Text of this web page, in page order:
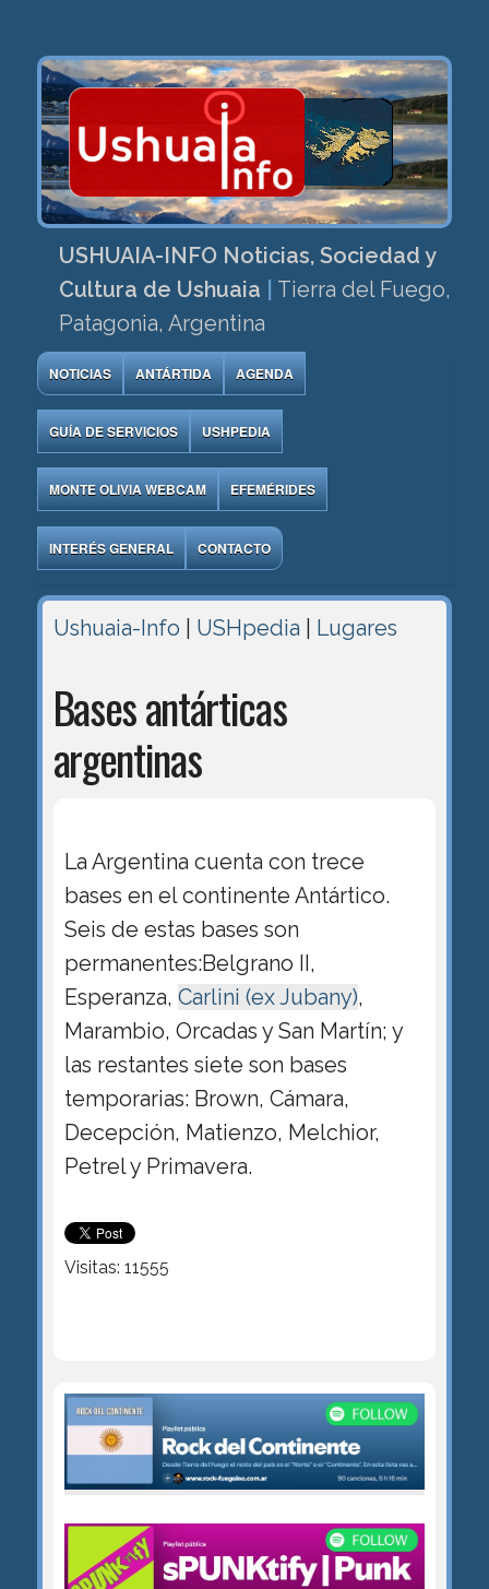
USHUAIA-INFO Noticias, Sociedad y
Cultura de Ushuaia
Tierra del Fuego,
Patagonia, Argentina
NOTICIAS ANTÁRTIDA AGENDA
GUÍA DE SERVICIOS USHPEDIA
MONTE OLIVIA WEBCAM EFEMÉRIDES
INTERÉS GENERAL CONTACTO
Ushuaia-Info USHpedia Lugares
Bases antárticas
argentinas
La Argentina cuenta con trece
bases en el continente Antártico.
Seis de estas bases son
permanentes:Belgrano II,
Esperanza, Carlini (ex Jubany),
Marambio, Orcadas y San Martín; y
las restantes siete son bases
temporarias: Brown, Cámara,
Decepción, Matienzo, Melchior,
Petrel y Primavera.
Visitas: 11555